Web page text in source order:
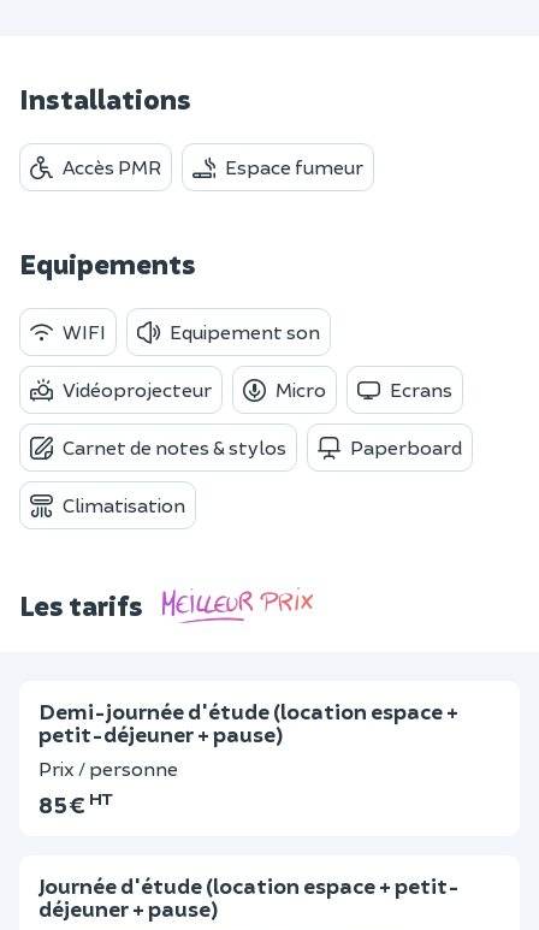
Installations
Accès PMR Espace fumeur
Equipements
WIFI Equipement son
Vidéoprojecteur Micro Ecrans
Carnet de notes & stylos Paperboard
Climatisation
Les tarifs
Demi-journée d'étude (location espace +
petit-déjeuner + pause)
Prix / personne
85 € HT
Journée d'étude (location espace + petit-
déjeuner + pause)